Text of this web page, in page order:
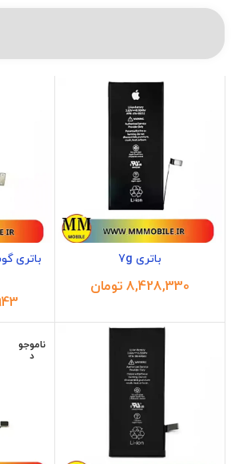
باتری 7g
تومان
ناموجو
د